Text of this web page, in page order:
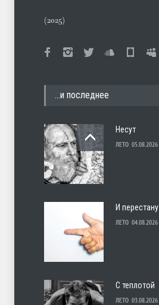
(2025)
…и последнее
Несут
ЛЕТО 05.08.2026
И перестану
ЛЕТО 04.08.2026
С теплотой
ЛЕТО 03.08.2026